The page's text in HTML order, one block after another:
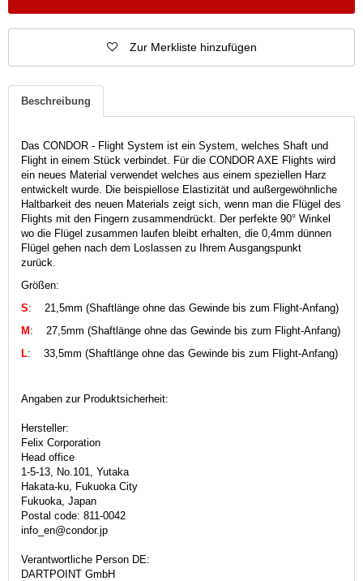
Zur Merkliste hinzufügen
Beschreibung
Das CONDOR - Flight System ist ein System, welches Shaft und
Flight in einem Stück verbindet. Für die CONDOR AXE Flights wird
ein neues Material verwendet welches aus einem speziellen Harz
entwickelt wurde. Die beispiellose Elastizität und außergewöhnliche
Haltbarkeit des neuen Materials zeigt sich, wenn man die Flügel des
Flights mit den Fingern zusammendrückt. Der perfekte 90° Winkel
wo die Flügel zusammen laufen bleibt erhalten, die 0,4mm dünnen
Flügel gehen nach dem Loslassen zu Ihrem Ausgangspunkt
zurück.
Größen:
S: 21,5mm (Shaftlänge ohne das Gewinde bis zum Flight-Anfang)
M: 27,5mm (Shaftlänge ohne das Gewinde bis zum Flight-Anfang)
L: 33,5mm (Shaftlänge ohne das Gewinde bis zum Flight-Anfang)
Angaben zur Produktsicherheit:
Hersteller:
Felix Corporation
Head office
1-5-13, No.101, Yutaka
Hakata-ku, Fukuoka City
Fukuoka, Japan
Postal code: 811-0042
info_en@condor.jp
Verantwortliche Person DE:
DARTPOINT GmbH